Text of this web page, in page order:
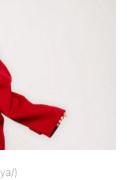
)